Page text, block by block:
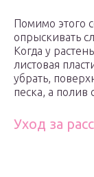
Помимо этого
опрыскивать
Когда у
листовая
убрать,
песка, а полив
Уход за